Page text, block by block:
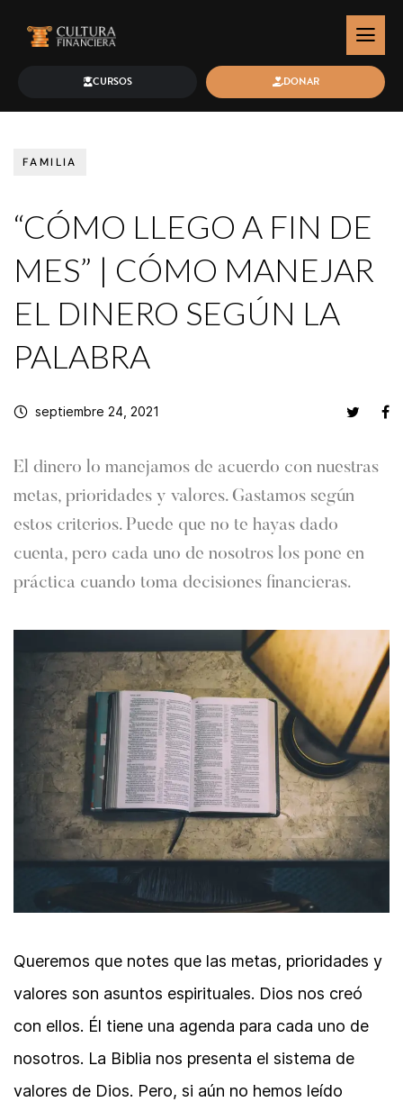
CURSOS DONAR
FAMILIA
“CÓMO LLEGO A FIN DE
MES” | CÓMO MANEJAR
EL DINERO SEGÚN LA
PALABRA
septiembre 24, 2021
El dinero lo manejamos de acuerdo con nuestras
metas, prioridades y valores. Gastamos según
estos criterios. Puede que no te hayas dado
cuenta, pero cada uno de nosotros los pone en
práctica cuando toma decisiones financieras.
Queremos que notes que las metas, prioridades y
valores son asuntos espirituales. Dios nos creó
con ellos. Él tiene una agenda para cada uno de
nosotros. La Biblia nos presenta el sistema de
valores de Dios. Pero, si aún no hemos leído